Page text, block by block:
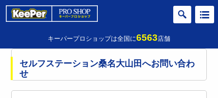
キーパープロショップは全国に6563店舗
セルフステーション桑名大山田へお問い合わ
せ